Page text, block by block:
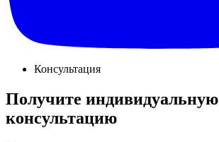
Консультация
Получите индивидуальную
консультацию